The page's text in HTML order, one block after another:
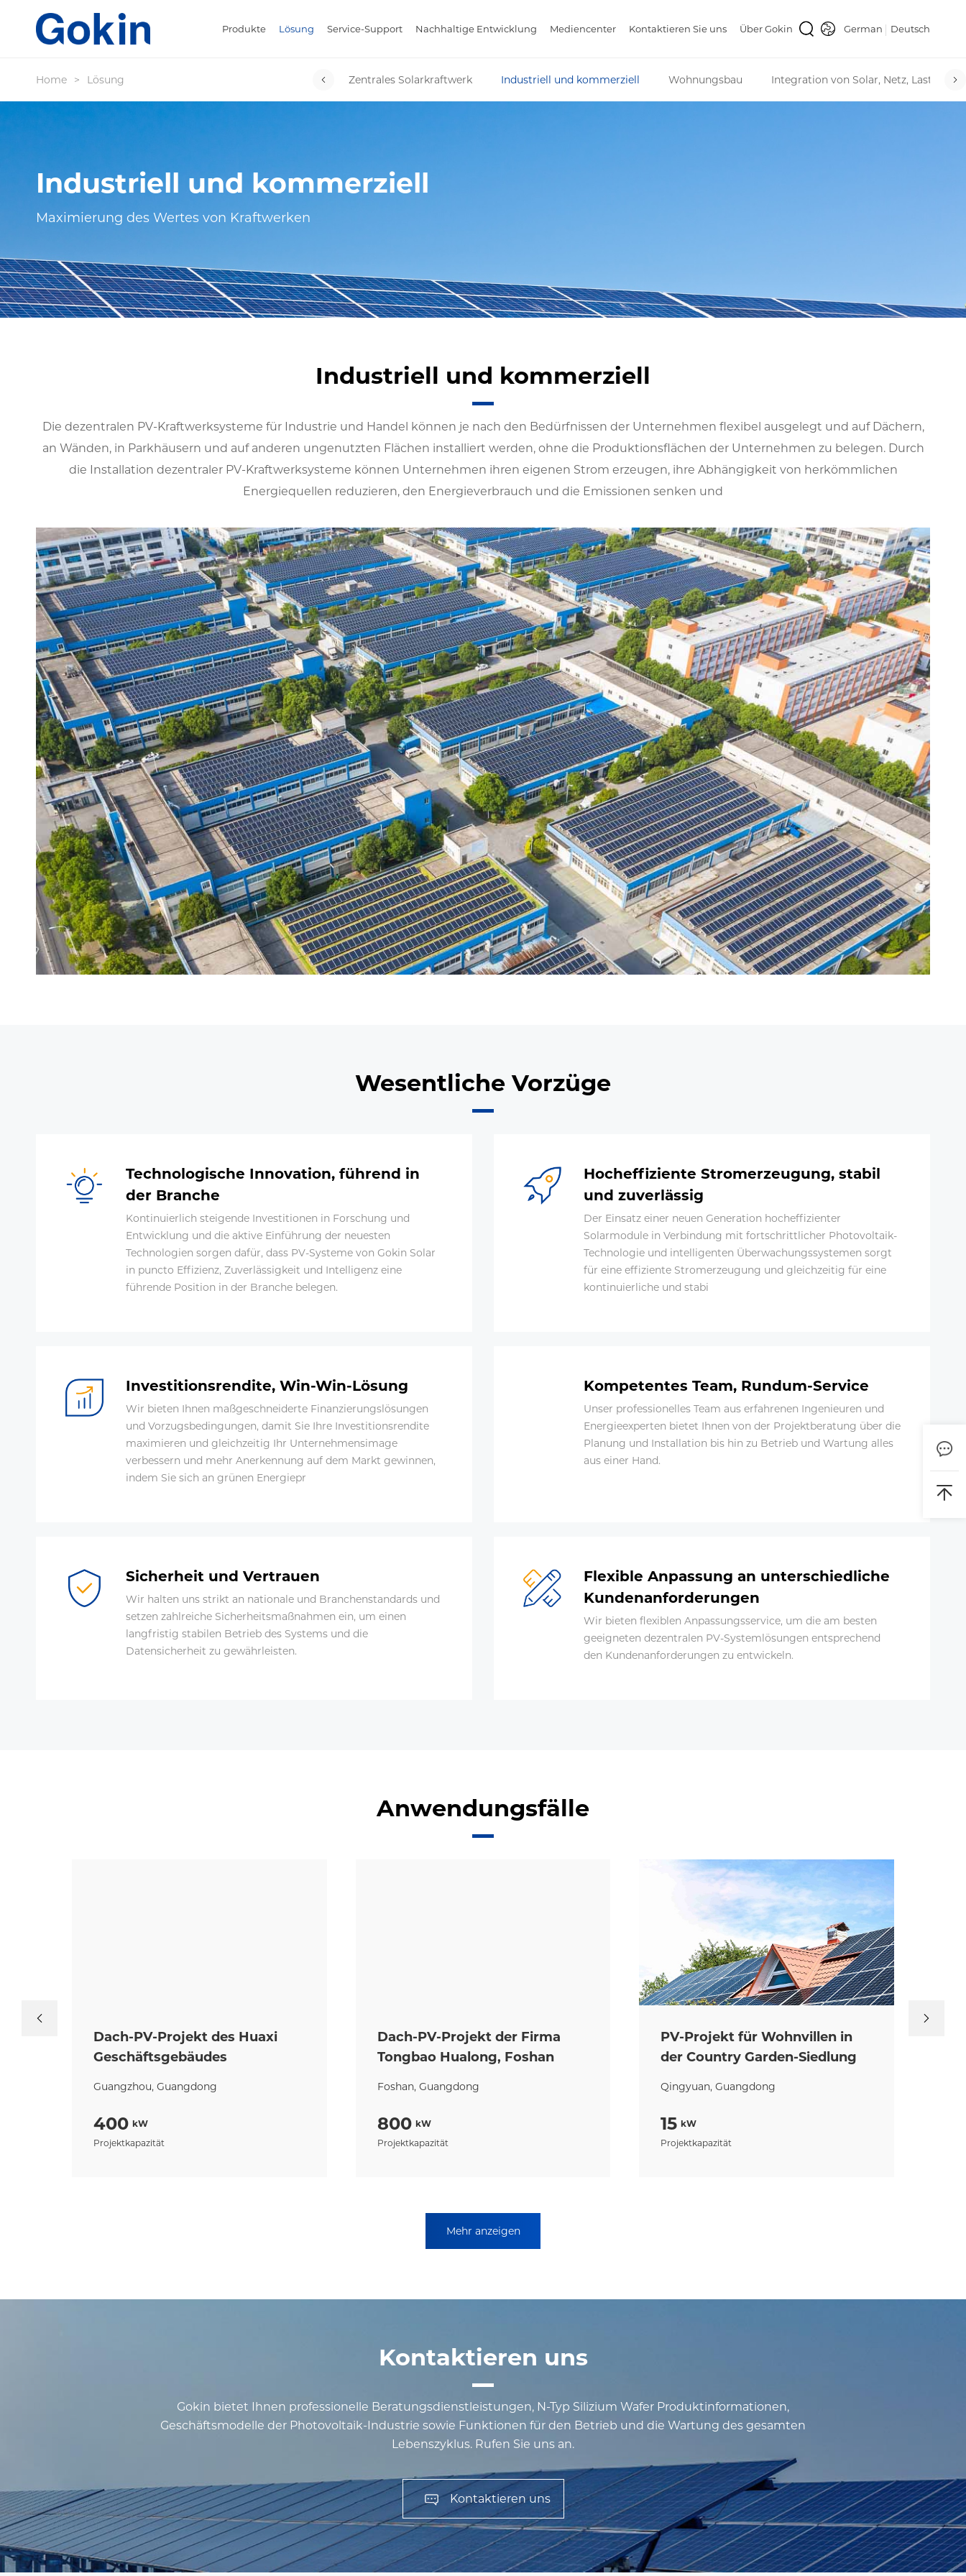
Produkte Lösung Service-Support Nachhaltige Entwicklung Mediencenter Kontaktieren Sie uns Über Gokin German Deutsch
Home > Lösung Zentrales Solarkraftwerk Industriell und kommerziell Wohnungsbau Integration von Solar, Netz, Last und
Industriell und kommerziell
Maximierung des Wertes von Kraftwerken
Industriell und kommerziell
Die dezentralen PV-Kraftwerksysteme für Industrie und Handel können je nach den Bedürfnissen der Unternehmen flexibel ausgelegt und auf Dächern,
an Wänden, in Parkhäusern und auf anderen ungenutzten Flächen installiert werden, ohne die Produktionsflächen der Unternehmen zu belegen. Durch
die Installation dezentraler PV-Kraftwerksysteme können Unternehmen ihren eigenen Strom erzeugen, ihre Abhängigkeit von herkömmlichen
Energiequellen reduzieren, den Energieverbrauch und die Emissionen senken und
Wesentliche Vorzüge
Technologische Innovation, führend in
der Branche
Kontinuierlich steigende Investitionen in Forschung und
Entwicklung und die aktive Einführung der neuesten
Technologien sorgen dafür, dass PV-Systeme von Gokin Solar
in puncto Effizienz, Zuverlässigkeit und Intelligenz eine
führende Position in der Branche belegen.
Hocheffiziente Stromerzeugung, stabil
und zuverlässig
Der Einsatz einer neuen Generation hocheffizienter
Solarmodule in Verbindung mit fortschrittlicher Photovoltaik-
Technologie und intelligenten Überwachungssystemen sorgt
für eine effiziente Stromerzeugung und gleichzeitig für eine
kontinuierliche und stabi
Investitionsrendite, Win-Win-Lösung
Wir bieten Ihnen maßgeschneiderte Finanzierungslösungen
und Vorzugsbedingungen, damit Sie Ihre Investitionsrendite
maximieren und gleichzeitig Ihr Unternehmensimage
verbessern und mehr Anerkennung auf dem Markt gewinnen,
indem Sie sich an grünen Energiepr
Kompetentes Team, Rundum-Service
Unser professionelles Team aus erfahrenen Ingenieuren und
Energieexperten bietet Ihnen von der Projektberatung über die
Planung und Installation bis hin zu Betrieb und Wartung alles
aus einer Hand.
Sicherheit und Vertrauen
Wir halten uns strikt an nationale und Branchenstandards und
setzen zahlreiche Sicherheitsmaßnahmen ein, um einen
langfristig stabilen Betrieb des Systems und die
Datensicherheit zu gewährleisten.
Flexible Anpassung an unterschiedliche
Kundenanforderungen
Wir bieten flexiblen Anpassungsservice, um die am besten
geeigneten dezentralen PV-Systemlösungen entsprechend
den Kundenanforderungen zu entwickeln.
Anwendungsfälle
Dach-PV-Projekt des Huaxi
Geschäftsgebäudes
Guangzhou, Guangdong
400 kW
Projektkapazität
Dach-PV-Projekt der Firma
Tongbao Hualong, Foshan
Foshan, Guangdong
800 kW
Projektkapazität
PV-Projekt für Wohnvillen in
der Country Garden-Siedlung
Qingyuan, Guangdong
15 kW
Projektkapazität
Mehr anzeigen
Kontaktieren uns
Gokin bietet Ihnen professionelle Beratungsdienstleistungen, N-Typ Silizium Wafer Produktinformationen,
Geschäftsmodelle der Photovoltaik-Industrie sowie Funktionen für den Betrieb und die Wartung des gesamten
Lebenszyklus. Rufen Sie uns an.
Kontaktieren uns